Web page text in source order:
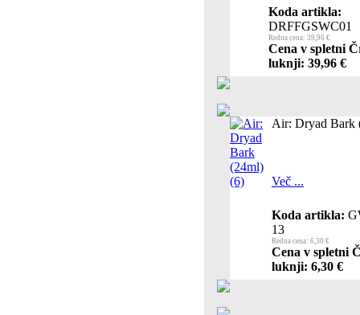
Koda artikla:
DRFFGSWC01
Redna cena: 39,96 €
Cena v spletni
luknji: 39,96 €
Air: Dryad Bark
Več ...
Koda artikla:
13
Redna cena: 6,30 €
Cena v spletni
luknji: 6,30 €